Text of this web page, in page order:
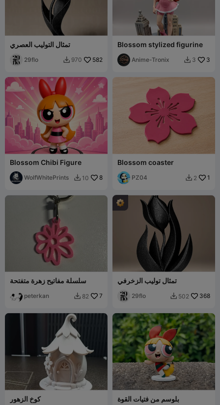
تمثال التوليب العصري
29flo  970 582
Blossom stylized figurine
Anime-Tronix  3 3
Blossom Chibi Figure
WolfWhitePrints  10 8
Blossom coaster
PZ04  2 1
سلسلة مفاتيح زهرة متفتحة
peterkan  82 7
تمثال توليب الزخرفي
29flo  502 368
كوخ الزهور بلوسم من فتيات القوة